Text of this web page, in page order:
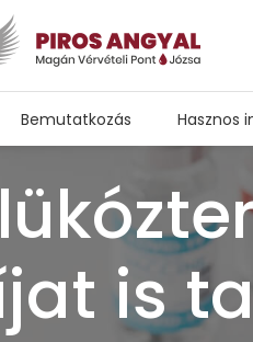
Bemutatkozás Hasznos
is